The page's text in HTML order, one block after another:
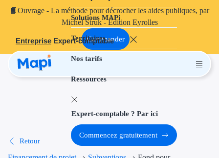
📘Ouvrage - La méthode pour décrocher les aides publiques, par
Michel Struk - Édition Eyrolles
Commander
Entreprise Expert-comptable
Solutions MAPi
Territoires
Nos tarifs
Ressources
Projets finançables
Aides à
Aides
Thématiques
Financement
Expert-comptable ? Par ici
Commencez gratuitement
Retour